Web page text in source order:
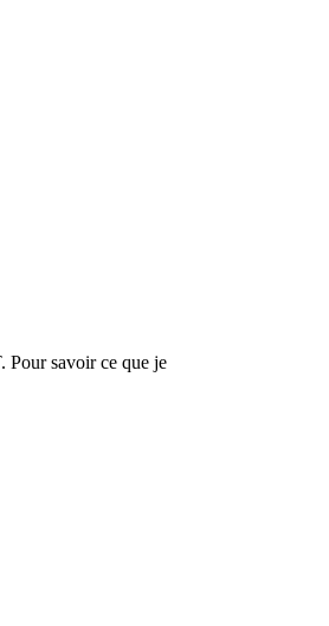
Pour savoir ce que je